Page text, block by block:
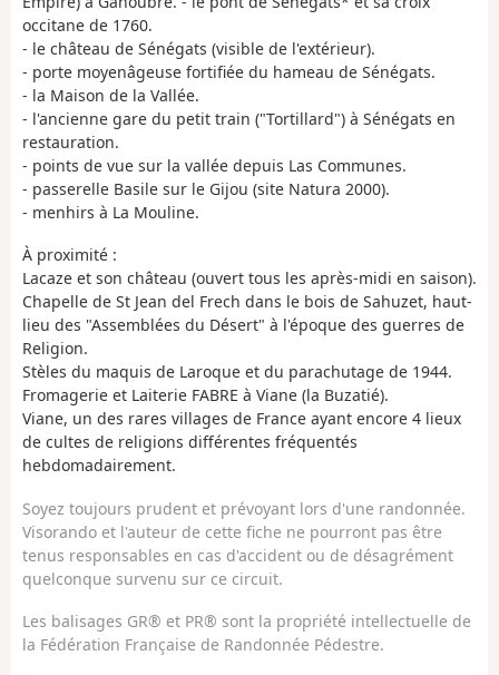
occitane de 1760.
- le château de Sénégats (visible de l'extérieur).
- porte moyenâgeuse fortifiée du hameau de Sénégats.
- la Maison de la Vallée.
- l'ancienne gare du petit train ("Tortillard") à Sénégats en
restauration.
- points de vue sur la vallée depuis Las Communes.
- passerelle Basile sur le Gijou (site Natura 2000).
- menhirs à La Mouline.
À proximité :
Lacaze et son château (ouvert tous les après-midi en saison).
Chapelle de St Jean del Frech dans le bois de Sahuzet, haut-
lieu des "Assemblées du Désert" à l'époque des guerres de
Religion.
Stèles du maquis de Laroque et du parachutage de 1944.
Fromagerie et Laiterie FABRE à Viane (la Buzatié).
Viane, un des rares villages de France ayant encore 4 lieux
de cultes de religions différentes fréquentés
hebdomadairement.
Soyez toujours prudent et prévoyant lors d'une randonnée.
Visorando et l'auteur de cette fiche ne pourront pas être
tenus responsables en cas d'accident ou de désagrément
quelconque survenu sur ce circuit.
Les balisages GR® et PR® sont la propriété intellectuelle de
la Fédération Française de Randonnée Pédestre.